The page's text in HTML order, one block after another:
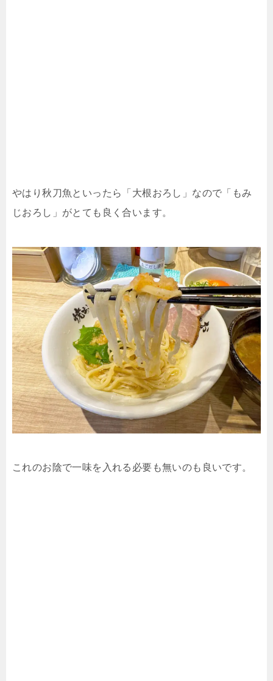
やはり秋刀魚といったら「大根おろし」なので「もみ
じおろし」がとても良く合います。
これのお陰で一味を入れる必要も無いのも良いです。